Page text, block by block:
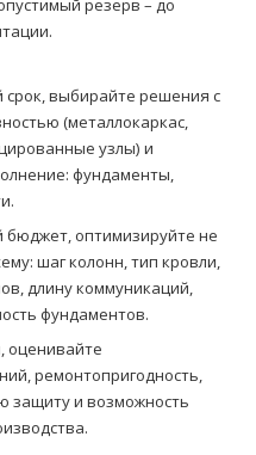
резерв – до
выбирайте решения с
(металлокаркас,
узлы) и
фундаменты,
бюджет, оптимизируйте не
шаг колонн, тип кровли,
длину коммуникаций,
фундаментов.
оценивайте
ремонтопригодность,
защиту и возможность